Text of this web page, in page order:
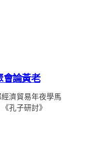
會論黃老
濟貿易年夜學馬
孔子研討》